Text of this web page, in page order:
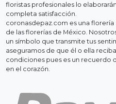
floristas profesionales lo
completa satisfacción.
coronasdepaz.com es una
de las florerías de México.
un símbolo que transmite tus
aseguramos de que él o ella
condiciones pues es un recuerdo
en el corazón.